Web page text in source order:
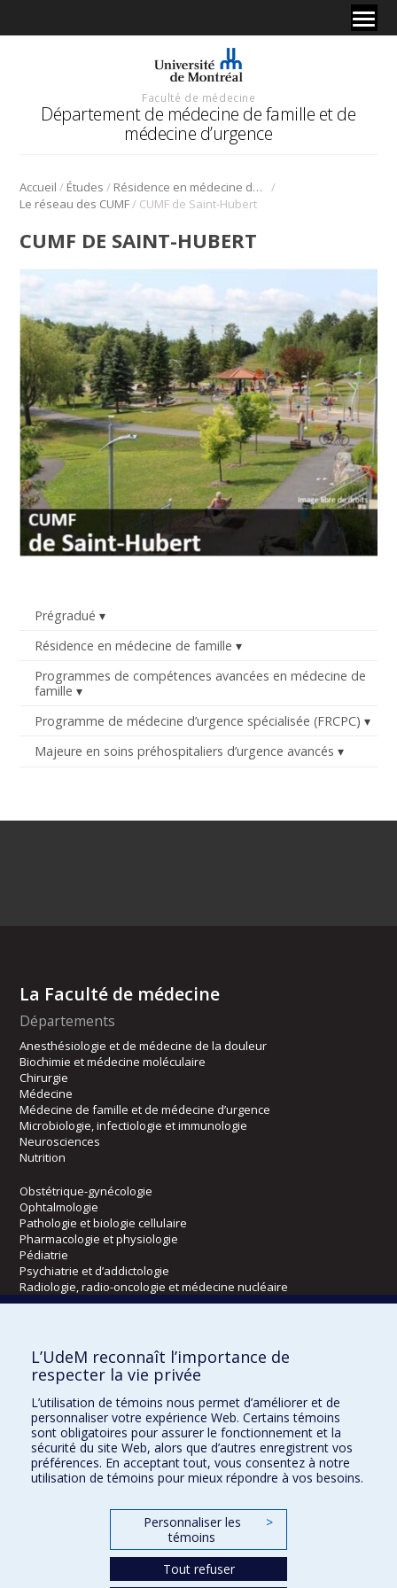
Faculté de médecine
Département de médecine de famille et de
médecine d’urgence
Accueil / Études / Résidence en médecine de famille
/
Le réseau des CUMF/ CUMF de Saint-Hubert
Prégradué
Résidence en médecine de famille
Programmes de compétences avancées en médecine de
famille
Programme de médecine d’urgence spécialisée (FRCPC)
Majeure en soins préhospitaliers d’urgence avancés
CUMF DE SAINT-HUBERT
La Faculté de médecine
Départements
Anesthésiologie et de médecine de la douleur
Biochimie et médecine moléculaire
Chirurgie
Médecine
Médecine de famille et de médecine d’urgence
Microbiologie, infectiologie et immunologie
Neurosciences
Nutrition
Obstétrique-gynécologie
Ophtalmologie
Pathologie et biologie cellulaire
Pharmacologie et physiologie
Pédiatrie
Psychiatrie et d’addictologie
Radiologie, radio-oncologie et médecine nucléaire
Écoles
Kinésiologie et des sciences de l’activité physique
Orthophonie et audiologie
Réadaptation
Directions
DPC
CPASS
L’UdeM reconnaît l’importance de
respecter la vie privée
L’utilisation de témoins nous permet d’améliorer et de
personnaliser votre expérience Web. Certains témoins
sont obligatoires pour assurer le fonctionnement et la
sécurité du site Web, alors que d’autres enregistrent vos
préférences. En acceptant tout, vous consentez à notre
utilisation de témoins pour mieux répondre à vos besoins.
Personnaliser les
témoins
>
Tout refuser